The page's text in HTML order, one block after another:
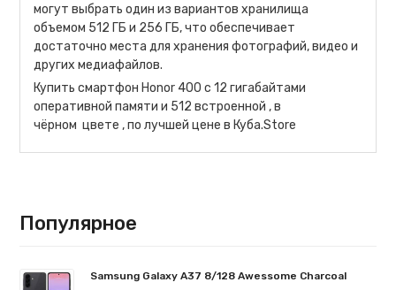
могут выбрать один из вариантов хранилища
объемом 512 ГБ и 256 ГБ, что обеспечивает
достаточно места для хранения фотографий, видео и
других медиафайлов.
Купить смартфон Honor 400 c 12 гигабайтами
оперативной памяти и 512 встроенной , в
чёрном цвете , по лучшей цене в Куба.Store
Популярное
Samsung Galaxy A37 8/128 Awessome Charcoal